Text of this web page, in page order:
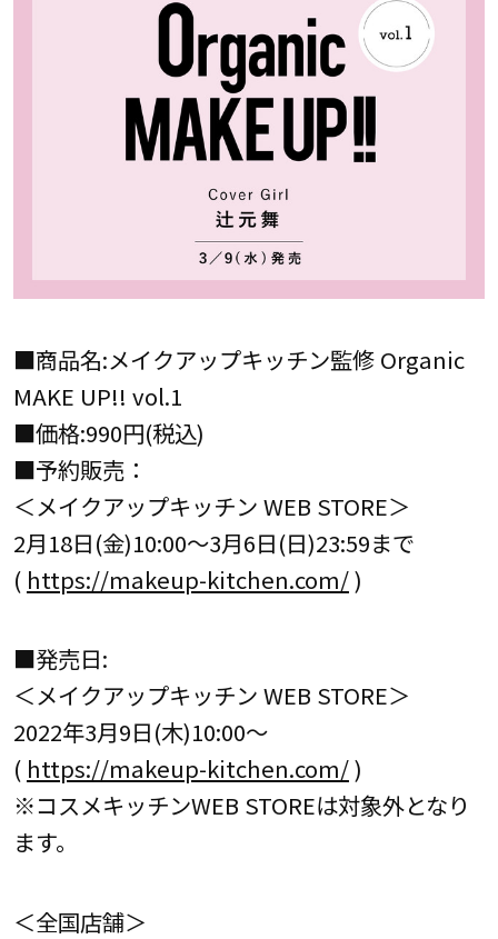
■商品名:メイクアップキッチン監修 Organic
MAKE UP!! vol.1
■価格:990円(税込)
■予約販売：
＜メイクアップキッチン WEB STORE＞
2月18日(金)10:00～3月6日(日)23:59まで
( https://makeup-kitchen.com/)
■発売日:
＜メイクアップキッチン WEB STORE＞
2022年3月9日(木)10:00～
( https://makeup-kitchen.com/)
※コスメキッチンWEB STOREは対象外となり
ます。
＜全国店舗＞